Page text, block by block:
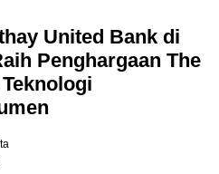
United Bank di
Penghargaan The